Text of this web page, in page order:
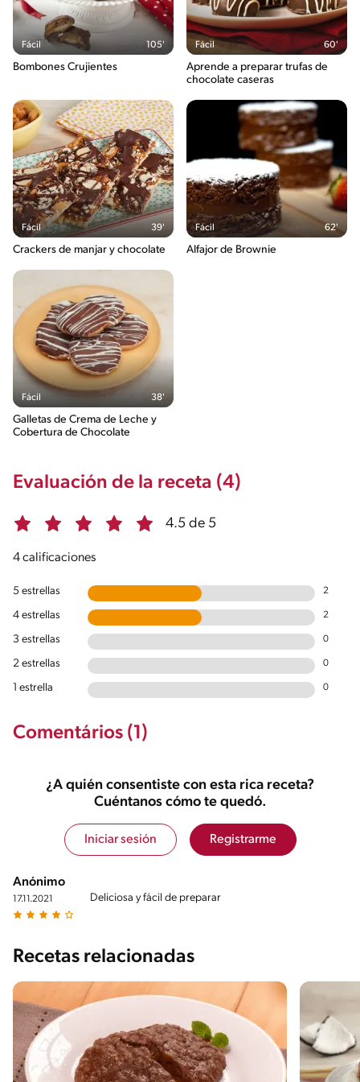
Fácil 105'
Bombones Crujientes
Fácil 60'
Aprende a preparar trufas de
chocolate caseras
Fácil 39'
Crackers de manjar y chocolate
Fácil 62'
Alfajor de Brownie
Fácil 38'
Galletas de Crema de Leche y
Cobertura de Chocolate
Evaluación de la receta (4)
4.5 de 5
4 calificaciones
5 estrellas 2
4 estrellas 2
3 estrellas 0
2 estrellas 0
1 estrella 0
Comentários (1)
¿A quién consentiste con esta rica receta?
Cuéntanos cómo te quedó.
Iniciar sesión Registrarme
Anónimo
17.11.2021 Deliciosa y fácil de preparar
Recetas relacionadas